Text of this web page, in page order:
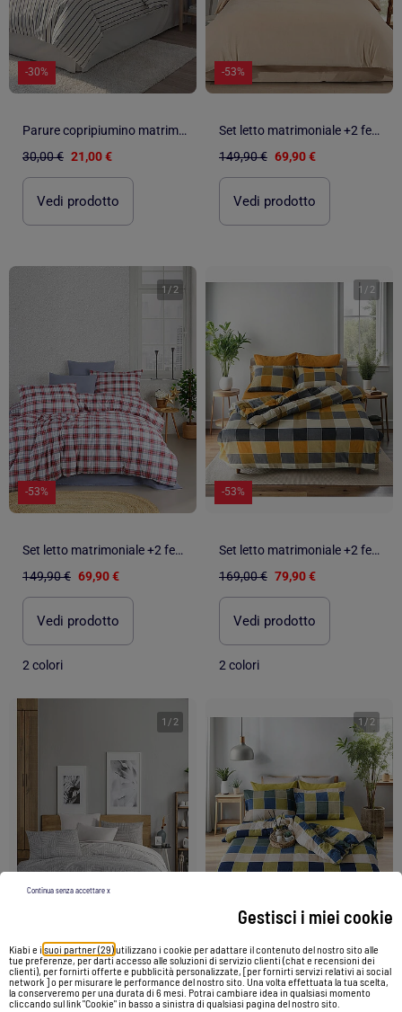
Gestisci i miei cookie
Kiabi e i suoi partner (29)utilizzano i cookie per adattare il contenuto del nostro sito alle
tue preferenze, per darti accesso alle soluzioni di servizio clienti (chat e recensioni dei
clienti), per fornirti offerte e pubblicità personalizzate, [per fornirti servizi relativi ai social
network ] o per misurare le performance del nostro sito. Una volta effettuata la tua scelta,
la conserveremo per una durata di 6 mesi. Potrai cambiare idea in qualsiasi momento
cliccando sul link "Cookie" in basso a sinistra di qualsiasi pagina del nostro sito.
Continua senza accettare x
-30%
Parure copripiumino matrimoniale (240 x 220cm) in cotone - Kiabi Home
30,00 € 21,00 €
Vedi prodotto
-53%
Set letto matrimoniale +2 federe 65x65 cm flanella di cotone
149,90 € 69,90 €
Vedi prodotto
1 /2
-53%
Set letto matrimoniale +2 federe 65x65 cm flanella di cotone
149,90 € 69,90 €
Vedi prodotto
2 colori
1 / 2
-53%
Set letto matrimoniale +2 federe 65x65 cm flanella di cotone
169,00 € 79,90 €
Vedi prodotto
2 colori
1 /2
Set letto matrimoniale +2 federe 65x65 cm flanella di cotone
169,00 € 79,90 €
1 /2
-53%
Set letto matrimoniale +2 federe 65x65 cm flanella di cotone
149,90 €
69,90 €